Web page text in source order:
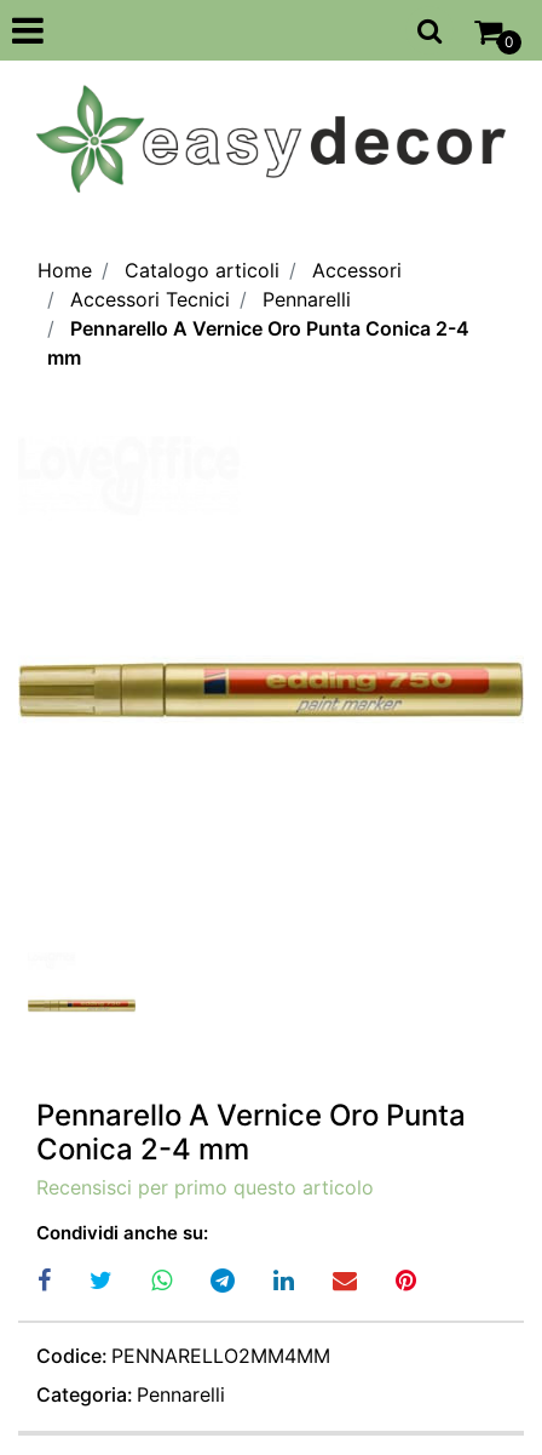
Open
0
Home Catalogo articoli
Accessori
Accessori Tecnici
Pennarelli
Pennarello A Vernice Oro Punta Conica 2-4
mm
Pennarello A Vernice Oro Punta
Conica 2-4 mm
Recensisci per primo questo articolo
Condividi anche su:
Codice: PENNARELLO2MM4MM
Categoria: Pennarelli